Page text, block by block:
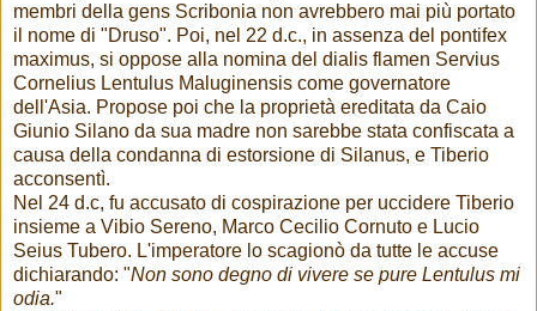
membri della gens Scribonia non avrebbero mai più portato
il nome di "Druso". Poi, nel 22 d.c., in assenza del pontifex
maximus, si oppose alla nomina del dialis flamen Servius
Cornelius Lentulus Maluginensis come governatore
dell'Asia. Propose poi che la proprietà ereditata da Caio
Giunio Silano da sua madre non sarebbe stata confiscata a
causa della condanna di estorsione di Silanus, e Tiberio
acconsentì.
Nel 24 d.c, fu accusato di cospirazione per uccidere Tiberio
insieme a Vibio Sereno, Marco Cecilio Cornuto e Lucio
Seius Tubero. L'imperatore lo scagionò da tutte le accuse
dichiarando: "Non sono degno di vivere se pure Lentulus mi
odia."